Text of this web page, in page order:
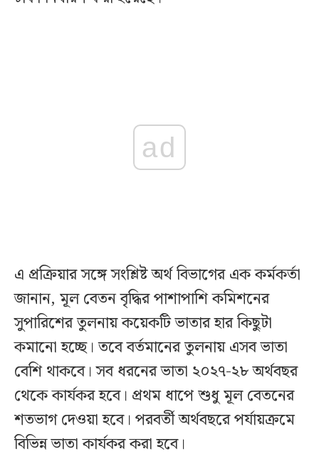
ad
এ প্রক্রিয়ার সঙ্গে সংশ্লিষ্ট অর্থ বিভাগের এক কর্মকর্তা
জানান, মূল বেতন বৃদ্ধির পাশাপাশি কমিশনের
সুপারিশের তুলনায় কয়েকটি ভাতার হার কিছুটা
কমানো হচ্ছে। তবে বর্তমানের তুলনায় এসব ভাতা
বেশি থাকবে। সব ধরনের ভাতা ২০২৭-২৮ অর্থবছর
থেকে কার্যকর হবে। প্রথম ধাপে শুধু মূল বেতনের
শতভাগ দেওয়া হবে। পরবর্তী অর্থবছরে পর্যায়ক্রমে
বিভিন্ন ভাতা কার্যকর করা হবে।